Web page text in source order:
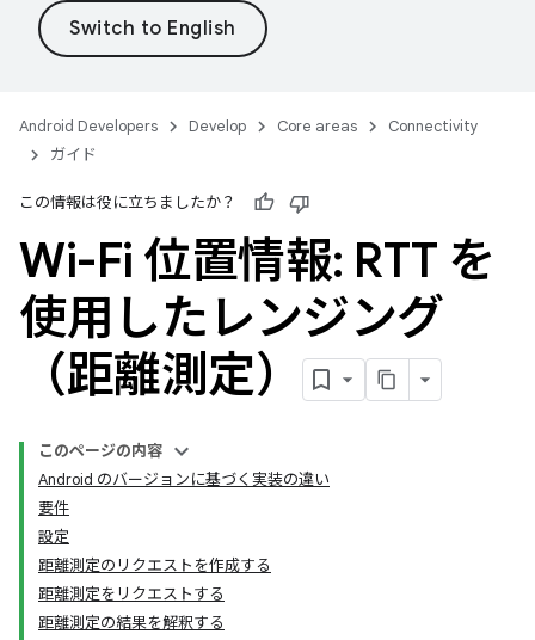
Android Developers Develop Core areas
Connectivity
ガイド
この情報は役に立ちましたか？
Wi-Fi 位置情報: RTT を
使用したレンジング
（距離測定）
このページの内容
Android のバージョンに基づく実装の違い
要件
設定
距離測定のリクエストを作成する
距離測定をリクエストする
距離測定の結果を解釈する